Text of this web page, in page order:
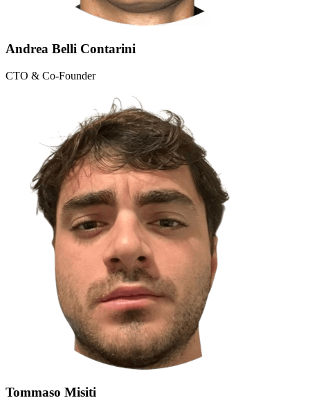
Andrea Belli Contarini
CTO & Co-Founder
Tommaso Misiti